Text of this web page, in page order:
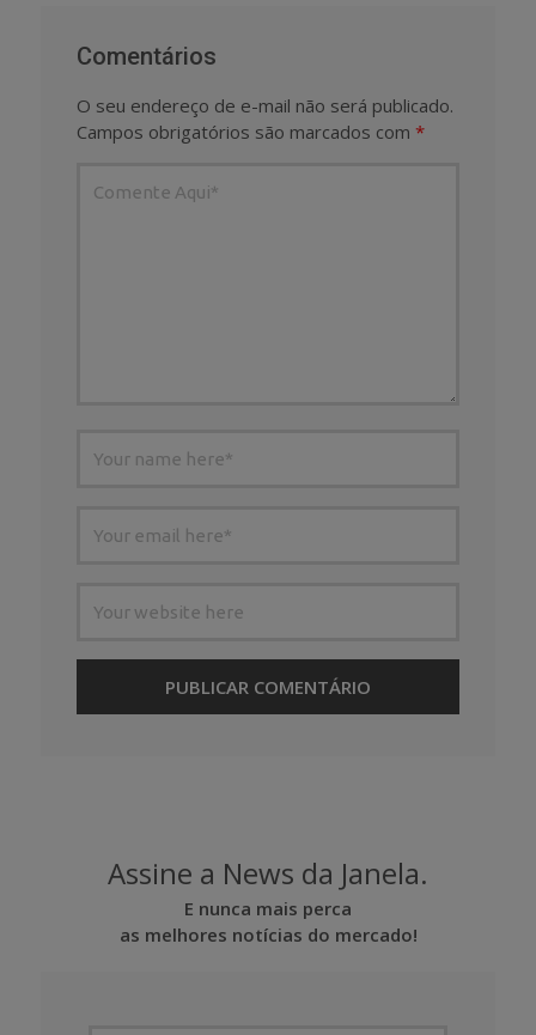
Comentários
O seu endereço de e-mail não será publicado.
Campos obrigatórios são marcados com *
Assine a News da Janela.
E nunca mais perca
as melhores notícias do mercado!